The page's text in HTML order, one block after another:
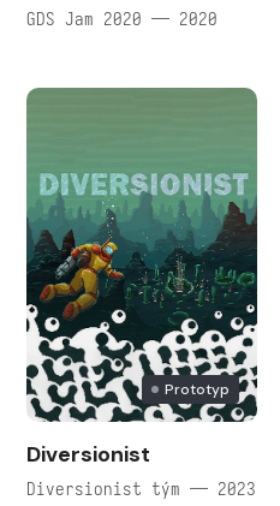
GDS Jam 2020 — 2020
Prototyp
Diversionist
Diversionist tým — 2023